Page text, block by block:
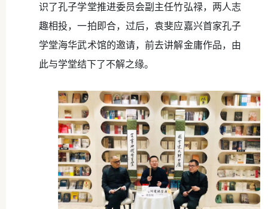
识了孔子学堂推进委员会副主任竹弘禄，两人志
趣相投，一拍即合，过后，袁斐应嘉兴首家孔子
学堂海华武术馆的邀请，前去讲解金庸作品，由
此与学堂结下了不解之缘。